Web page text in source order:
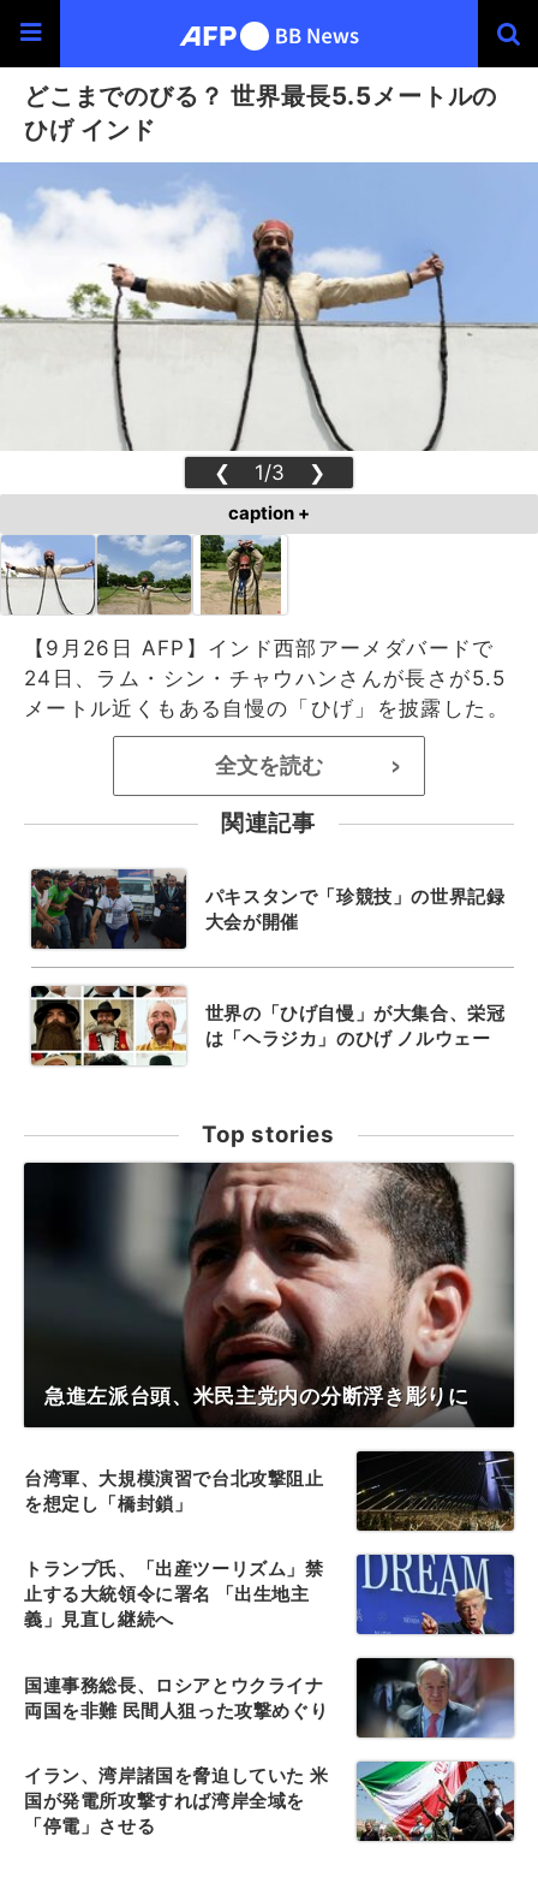
どこまでのびる？ 世界最長5.5メートルの
ひげ インド
❮ 1/3 ❯
caption +
【9月26日 AFP】インド西部アーメダバードで
24日、ラム・シン・チャウハンさんが長さが5.5
メートル近くもある自慢の「ひげ」を披露した。
全文を読む >
関連記事
パキスタンで「珍競技」の世界記録
大会が開催
世界の「ひげ自慢」が大集合、栄冠
は「ヘラジカ」のひげ ノルウェー
Top stories
急進左派台頭、米民主党内の分断浮き彫りに
台湾軍、大規模演習で台北攻撃阻止
を想定し「橋封鎖」
トランプ氏、「出産ツーリズム」禁
止する大統領令に署名 「出生地主
義」見直し継続へ
国連事務総長、ロシアとウクライナ
両国を非難 民間人狙った攻撃めぐり
イラン、湾岸諸国を脅迫していた 米
国が発電所攻撃すれば湾岸全域を
「停電」させる